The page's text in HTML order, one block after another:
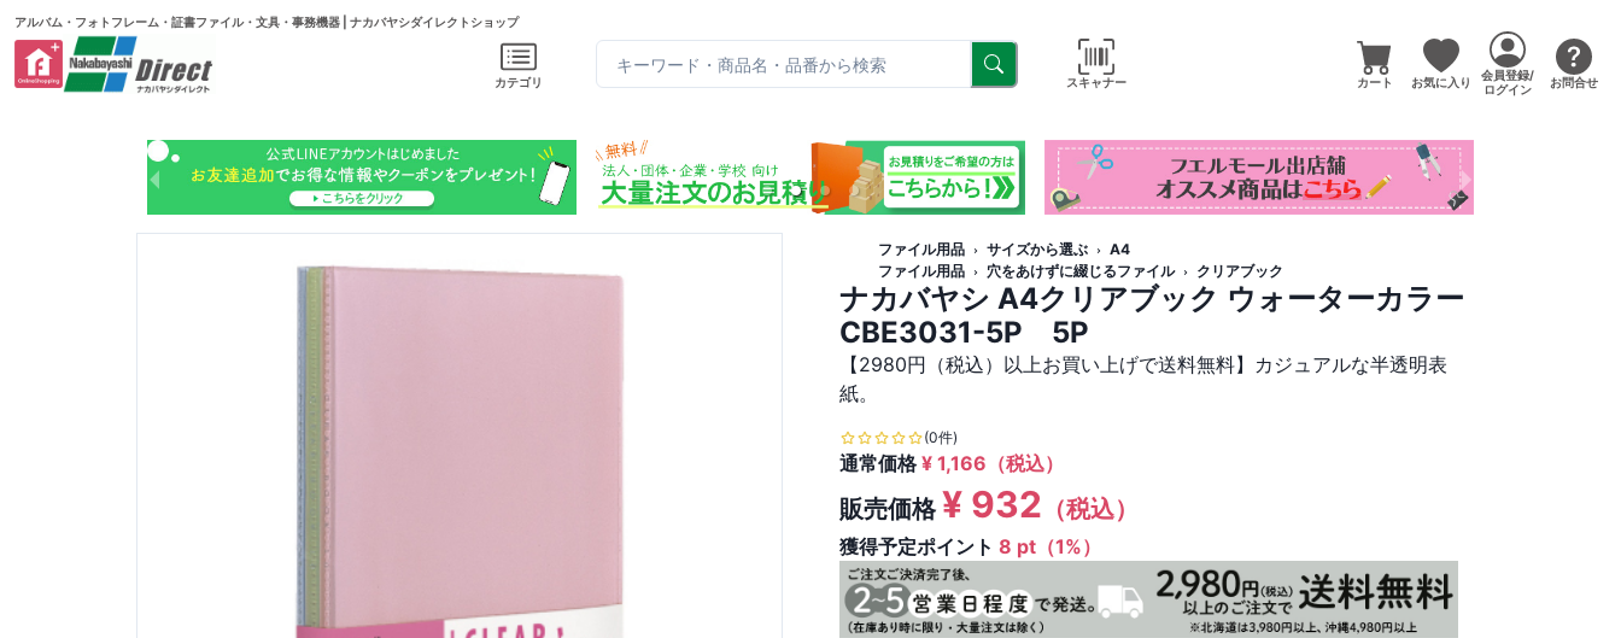
アルバム・フォトフレーム・証書ファイル・文具・事務機器 | ナカバヤシダイレクトショップ
カテゴリ スキャナー カート お気に入り
会員登録/
ログイン
お問合せ
ファイル用品 サイズから選ぶ
A4
ファイル用品
穴をあけずに綴じるファイル クリアブック
ナカバヤシ A4クリアブック ウォーターカラー
CBE3031-5P 5P
【2980円（税込）以上お買い上げで送料無料】カジュアルな半透明表
紙。
(0件)
通常価格¥ 1,166 （税込）
販売価格¥ 932 （税込）
獲得予定ポイント 8 pt（1%）